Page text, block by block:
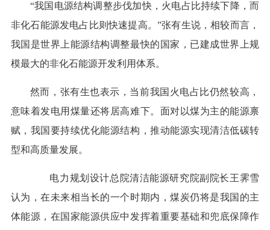
“我国电源结构调整步伐加快，火电占比持续下降，而
非化石能源发电占比则快速提高。”张有生说，相较而言，
我国是世界上能源结构调整最快的国家，已建成世界上规
模最大的非化石能源开发利用体系。
然而，张有生也表示，当前我国火电占比仍然较高，
意味着发电用煤量还将居高难下。面对以煤为主的能源禀
赋，我国要持续优化能源结构，推动能源实现清洁低碳转
型和高质量发展。
电力规划设计总院清洁能源研究院副院长王霁雪
认为，在未来相当长的一个时期内，煤炭仍将是我国的主
体能源，在国家能源供应中发挥着重要基础和兜底保障作